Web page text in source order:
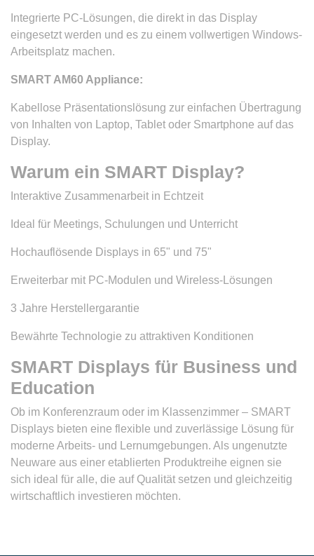
Integrierte PC-Lösungen, die direkt in das Display
eingesetzt werden und es zu einem vollwertigen Windows-
Arbeitsplatz machen.
SMART AM60 Appliance:
Kabellose Präsentationslösung zur einfachen Übertragung
von Inhalten von Laptop, Tablet oder Smartphone auf das
Display.
Warum ein SMART Display?
Interaktive Zusammenarbeit in Echtzeit
Ideal für Meetings, Schulungen und Unterricht
Hochauflösende Displays in 65" und 75"
Erweiterbar mit PC-Modulen und Wireless-Lösungen
3 Jahre Herstellergarantie
Bewährte Technologie zu attraktiven Konditionen
SMART Displays für Business und
Education
Ob im Konferenzraum oder im Klassenzimmer – SMART
Displays bieten eine flexible und zuverlässige Lösung für
moderne Arbeits- und Lernumgebungen. Als ungenutzte
Neuware aus einer etablierten Produktreihe eignen sie
sich ideal für alle, die auf Qualität setzen und gleichzeitig
wirtschaftlich investieren möchten.